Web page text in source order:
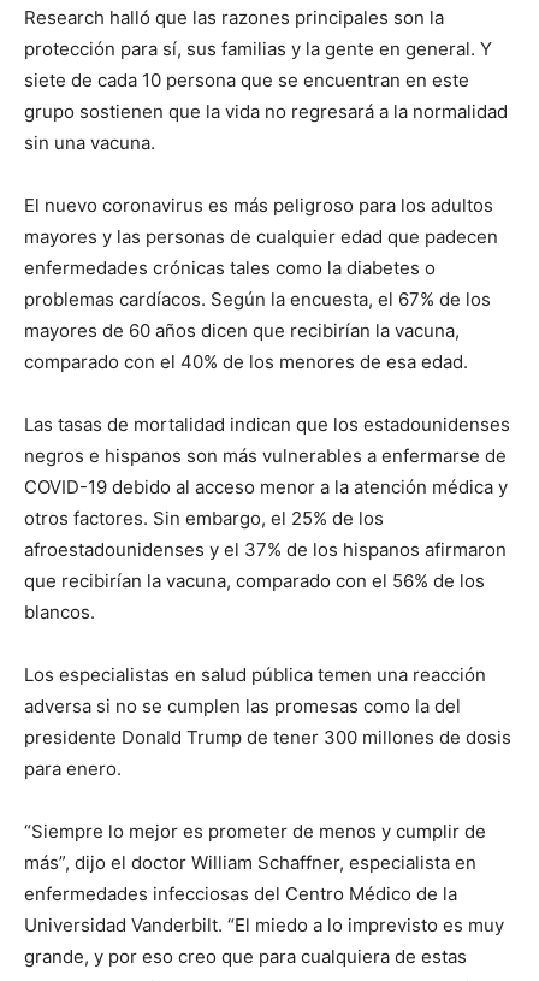
Research halló que las razones principales son la
protección para sí, sus familias y la gente en general. Y
siete de cada 10 persona que se encuentran en este
grupo sostienen que la vida no regresará a la normalidad
sin una vacuna.
El nuevo coronavirus es más peligroso para los adultos
mayores y las personas de cualquier edad que padecen
enfermedades crónicas tales como la diabetes o
problemas cardíacos. Según la encuesta, el 67% de los
mayores de 60 años dicen que recibirían la vacuna,
comparado con el 40% de los menores de esa edad.
Las tasas de mortalidad indican que los estadounidenses
negros e hispanos son más vulnerables a enfermarse de
COVID-19 debido al acceso menor a la atención médica y
otros factores. Sin embargo, el 25% de los
afroestadounidenses y el 37% de los hispanos afirmaron
que recibirían la vacuna, comparado con el 56% de los
blancos.
Los especialistas en salud pública temen una reacción
adversa si no se cumplen las promesas como la del
presidente Donald Trump de tener 300 millones de dosis
para enero.
“Siempre lo mejor es prometer de menos y cumplir de
más”, dijo el doctor William Schaffner, especialista en
enfermedades infecciosas del Centro Médico de la
Universidad Vanderbilt. “El miedo a lo imprevisto es muy
grande, y por eso creo que para cualquiera de estas